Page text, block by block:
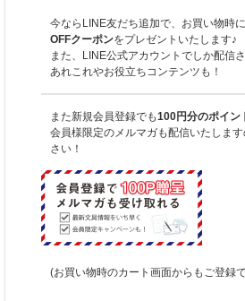
今ならLINE友だち追加で、お買い物時
OFFクーポンをプレゼントいたします♪
また、LINE公式アカウントでしか配信
あれこれやお役立ちコンテンツも！
また新規会員登録でも100円分のポイン
会員様限定のメルマガも配信いたしま
さい！
(お買い物時のカート画面からもご登録